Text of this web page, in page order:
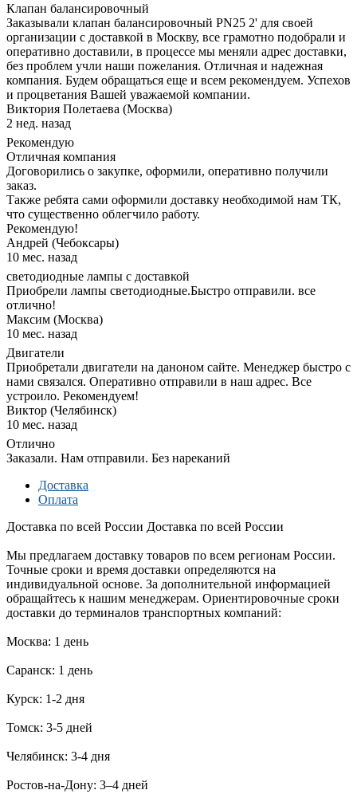
Клапан балансировочный
Заказывали клапан балансировочный PN25 2' для своей
организации с доставкой в Москву, все грамотно подобрали и
оперативно доставили, в процессе мы меняли адрес доставки,
без проблем учли наши пожелания. Отличная и надежная
компания. Будем обращаться еще и всем рекомендуем. Успехов
и процветания Вашей уважаемой компании.
Виктория Полетаева (Москва)
2 нед. назад
Рекомендую
Отличная компания
Договорились о закупке, оформили, оперативно получили
заказ.
Также ребята сами оформили доставку необходимой нам ТК,
что существенно облегчило работу.
Рекомендую!
Андрей (Чебоксары)
10 мес. назад
светодиодные лампы с доставкой
Приобрели лампы светодиодные.Быстро отправили. все
отлично!
Максим (Москва)
10 мес. назад
Двигатели
Приобретали двигатели на даноном сайте. Менеджер быстро с
нами связался. Оперативно отправили в наш адрес. Все
устроило. Рекомендуем!
Виктор (Челябинск)
10 мес. назад
Отлично
Заказали. Нам отправили. Без нареканий
Доставка
Оплата
Доставка по всей России Доставка по всей России
Мы предлагаем доставку товаров по всем регионам России.
Точные сроки и время доставки определяются на
индивидуальной основе. За дополнительной информацией
обращайтесь к нашим менеджерам. Ориентировочные сроки
доставки до терминалов транспортных компаний:
Москва: 1 день
Саранск: 1 день
Курск: 1-2 дня
Томск: 3-5 дней
Челябинск: 3-4 дня
Ростов-на-Дону: 3–4 дней